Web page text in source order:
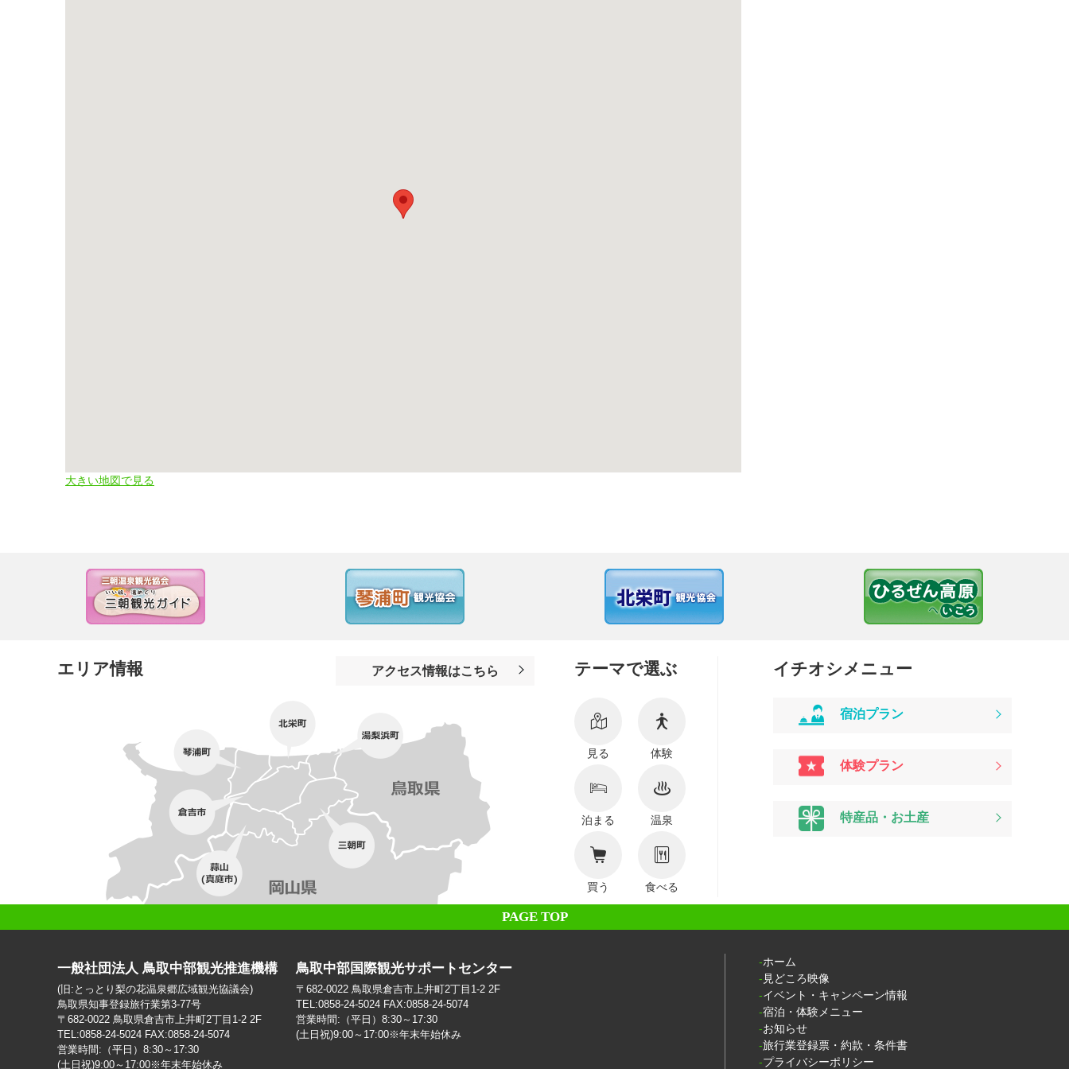
大きい地図で見る
エリア情報 アクセス情報はこちら テーマで選ぶ
見る 体験
泊まる 温泉
買う 食べる
イチオシメニュー
宿泊プラン
体験プラン
特産品・お土産
PAGE TOP
一般社団法人 鳥取中部観光推進機構
(旧:とっとり梨の花温泉郷広域観光協議会)
鳥取県知事登録旅行業第3-77号
〒682-0022 鳥取県倉吉市上井町2丁目1-2 2F
TEL:0858-24-5024 FAX:0858-24-5074
営業時間:（平日）8:30～17:30
(土日祝)9:00～17:00※年末年始休み
鳥取中部国際観光サポートセンター
〒682-0022 鳥取県倉吉市上井町2丁目1-2 2F
TEL:0858-24-5024 FAX:0858-24-5074
営業時間:（平日）8:30～17:30
(土日祝)9:00～17:00※年末年始休み
ホーム
見どころ映像
イベント・キャンペーン情報
宿泊・体験メニュー
お知らせ
旅行業登録票・約款・条件書
プライバシーポリシー